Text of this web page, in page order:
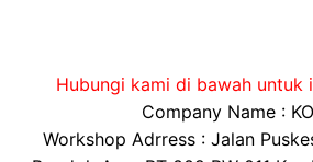
Hubungi kami di bawah untuk
Company Name :
Workshop Adrress : Jalan